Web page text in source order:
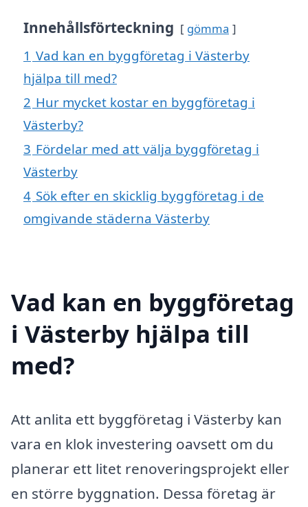
Innehållsförteckning gömma
1 Vad kan en byggföretag i Västerby
hjälpa till med?
2 Hur mycket kostar en byggföretag i
Västerby?
3 Fördelar med att välja byggföretag i
Västerby
4 Sök efter en skicklig byggföretag i de
omgivande städerna Västerby
Vad kan en byggföretag
i Västerby hjälpa till
med?
Att anlita ett byggföretag i Västerby kan
vara en klok investering oavsett om du
planerar ett litet renoveringsprojekt eller
en större byggnation. Dessa företag är